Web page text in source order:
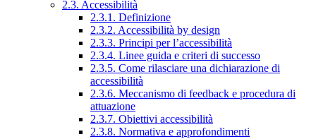
2.3. Accessibilità
2.3.1. Definizione
2.3.2. Accessibilità by design
2.3.3. Principi per l’accessibilità
2.3.4. Linee guida e criteri di successo
2.3.5. Come rilasciare una dichiarazione di
accessibilità
2.3.6. Meccanismo di feedback e procedura di
attuazione
2.3.7. Obiettivi accessibilità
2.3.8. Normativa e approfondimenti